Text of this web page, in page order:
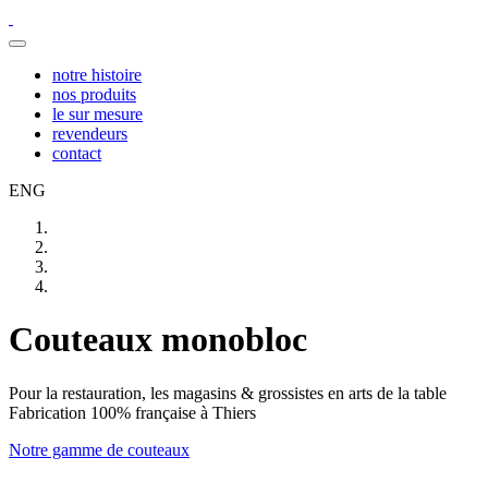
notre histoire
nos produits
le sur mesure
revendeurs
contact
ENG
Couteaux monobloc
Pour la restauration, les magasins & grossistes en arts de la table
Fabrication 100% française à Thiers
Notre gamme de couteaux